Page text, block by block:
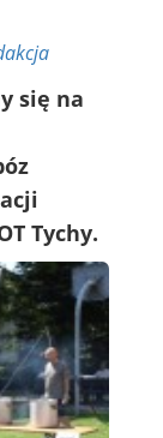
się na
Tychy.